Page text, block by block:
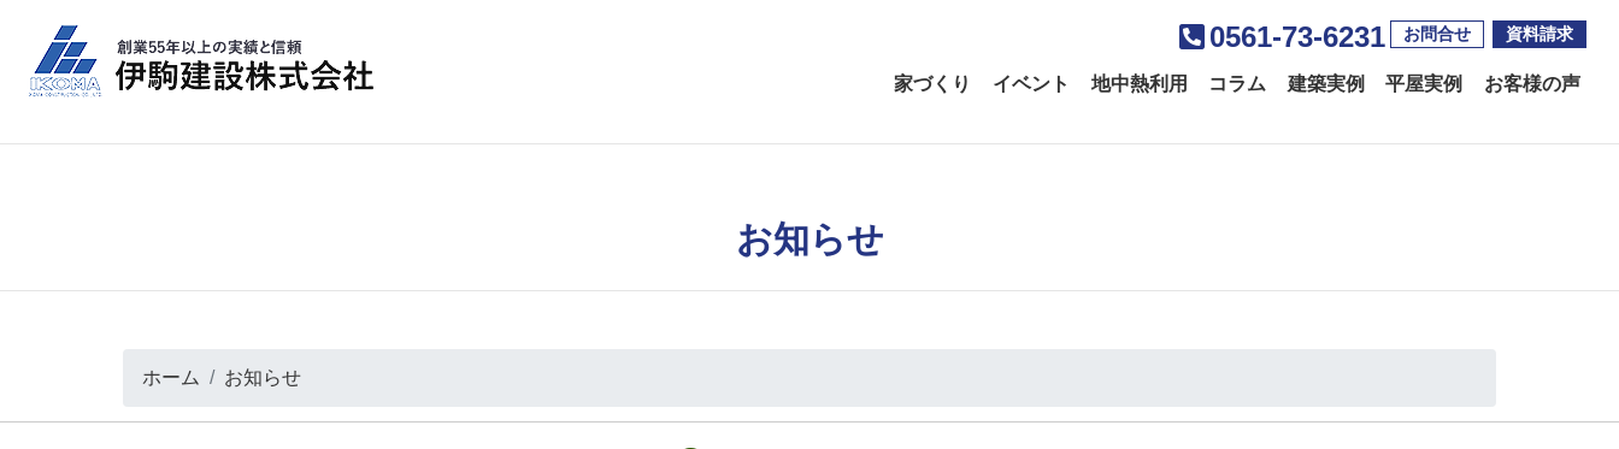
0561-73-6231 お問合せ 資料請求
家づくり イベント 地中熱利用 コラム 建築実例 平屋実例 お客様の声
お知らせ
ホーム お知らせ